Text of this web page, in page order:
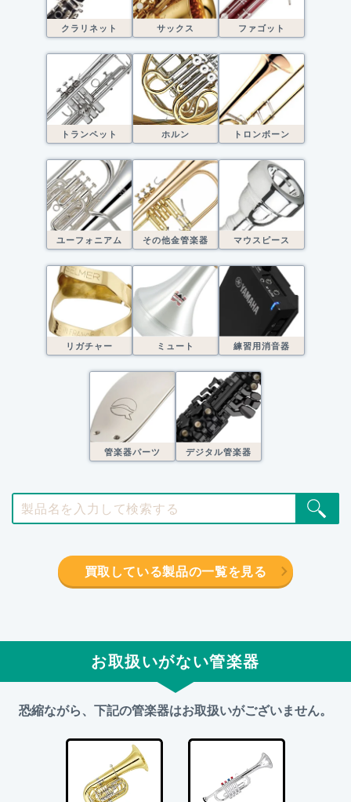
クラリネット サックス ファゴット
トランペット ホルン トロンボーン
ユーフォニアム その他金管楽器 マウスピース
リガチャー ミュート 練習用消音器
管楽器パーツ デジタル管楽器
買取している製品の一覧を見る
お取扱いがない管楽器
恐縮ながら、下記の管楽器はお取扱いがございません。